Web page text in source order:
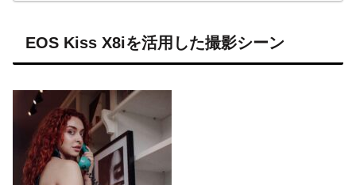
EOS Kiss X8iを活用した撮影シーン